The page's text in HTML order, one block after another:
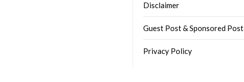
Disclaimer
Guest Post & Sponsored Post
Privacy Policy